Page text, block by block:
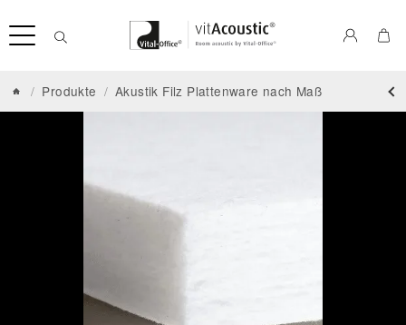
/ Produkte / Akustik Filz Plattenware nach Maß